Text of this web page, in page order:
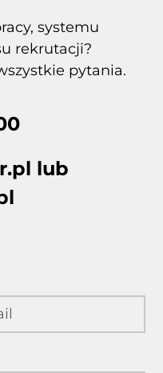
systemu
rekrutacji?
pytania.
lub